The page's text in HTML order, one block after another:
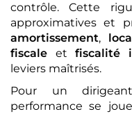
contrôle. Cette
approximatives et
amortissement,
fiscale etfiscalité
leviers maîtrisés.
Pour un
performance se